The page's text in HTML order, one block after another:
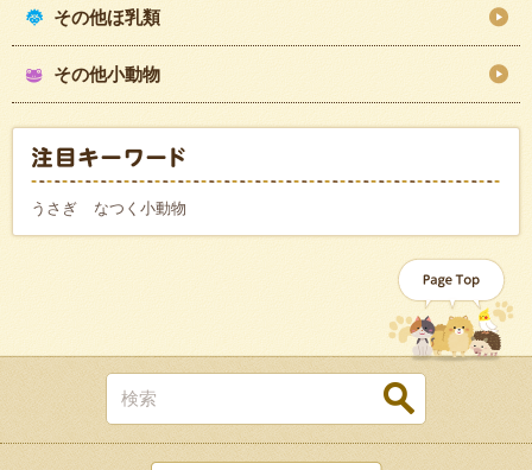
その他ほ乳類
その他小動物
うさぎ なつく小動物